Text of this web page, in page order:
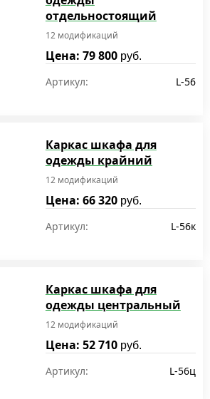
отдельностоящий
12 модификаций
Цена: 79 800 руб.
Артикул: L-56
Каркас шкафа для
одежды крайний
12 модификаций
Цена: 66 320 руб.
Артикул: L-56к
Каркас шкафа для
одежды центральный
12 модификаций
Цена: 52 710 руб.
Артикул: L-56ц